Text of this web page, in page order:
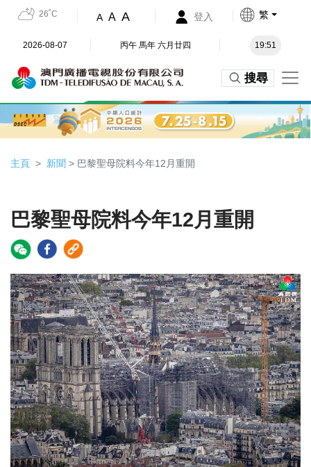
26˚C A A A 登入 繁
2026-08-07 丙午 馬年 六月廿四 19:51
搜尋
主頁 新聞 > 巴黎聖母院料今年12月重開
巴黎聖母院料今年12月重開